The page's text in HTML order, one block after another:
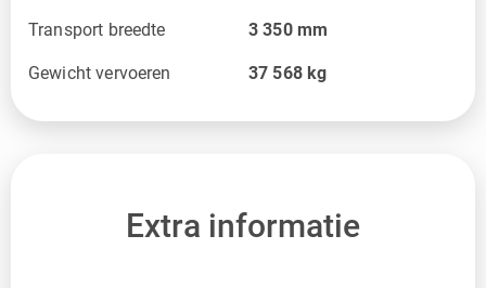
Transport breedte 3 350 mm
Gewicht vervoeren 37 568 kg
Extra informatie